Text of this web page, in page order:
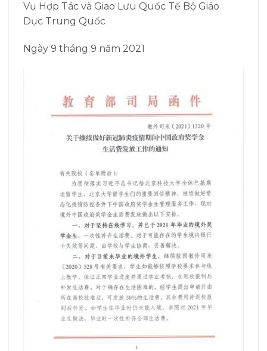
Vụ Hợp Tác và Giao Lưu Quốc Tế Bộ Giáo
Dục Trung Quốc
Ngày 9 tháng 9 năm 2021